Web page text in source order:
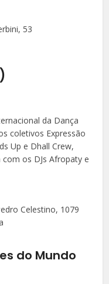
53
da Dança
coletivos Expressão
Up e Dhall Crew,
os DJs Afropaty e
Celestino, 1079
do Mundo